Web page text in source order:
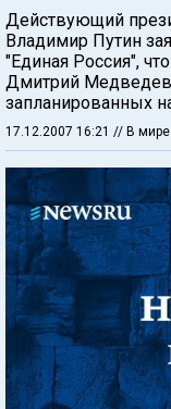
Действующий
Владимир Путин
"Единая Россия",
Дмитрий Медведев
запланированных
17.12.2007 16:21 // В мире